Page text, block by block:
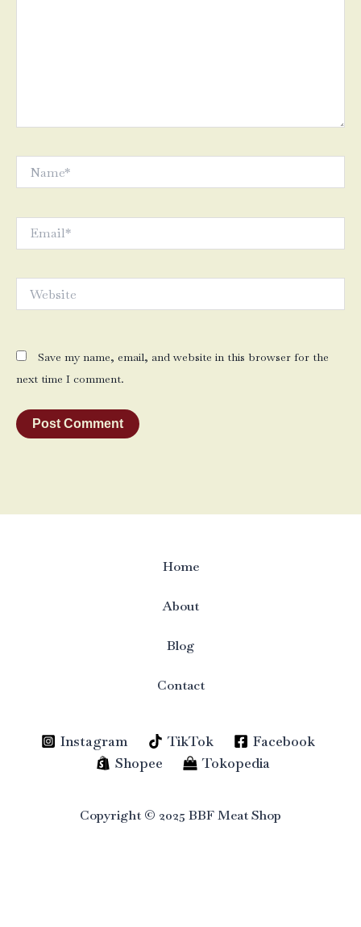
Save my name, email, and website in this browser for the
next time I comment.
Home
About
Blog
Contact
Instagram TikTok
Facebook
Shopee
Tokopedia
Copyright © 2025 BBF Meat Shop